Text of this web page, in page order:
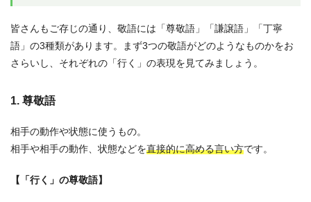
皆さんもご存じの通り、敬語には「尊敬語」「謙譲語」「丁寧
語」の3種類があります。まず3つの敬語がどのようなものかをお
さらいし、それぞれの「行く」の表現を見てみましょう。
1. 尊敬語
相手の動作や状態に使うもの。
相手や相手の動作、状態などを直接的に高める言い方です。
【「行く」の尊敬語】